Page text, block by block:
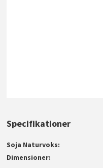
Specifikationer
Soja Naturvoks
Dimensioner